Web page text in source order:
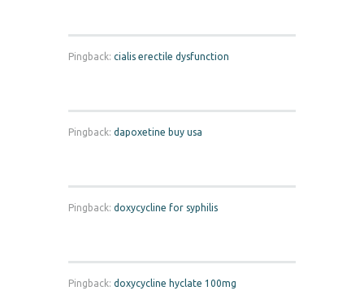
Pingback: cialis erectile dysfunction
Pingback: dapoxetine buy usa
Pingback: doxycycline for syphilis
Pingback: doxycycline hyclate 100mg